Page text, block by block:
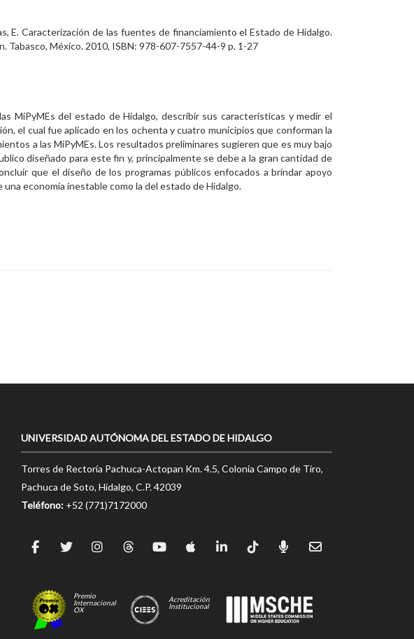
E. Caracterización de las fuentes de financiamiento el Estado de Hidalgo.
Tabasco, México. 2010, ISBN: 978-607-7557-44-9 p. 1-27
MiPyMEs del estado de Hidalgo, describir sus características y medir el
el cual fue aplicado en los ochenta y cuatro municipios que conforman la
a las MiPyMEs. Los resultados preliminares sugieren que es muy bajo
diseñado para este fin y, principalmente se debe a la gran cantidad de
que el diseño de los programas públicos enfocados a brindar apoyo
economía inestable como la del estado de Hidalgo.
UNIVERSIDAD AUTÓNOMA DEL ESTADO DE HIDALGO
Torres de Rectoría Pachuca-Actopan Km. 4.5, Colonia Campo de Tiro,
Pachuca de Soto, Hidalgo, C.P. 42039
Teléfono: +52 (771)7172000
Premio
Internacional
OX
Acreditación
Institucional